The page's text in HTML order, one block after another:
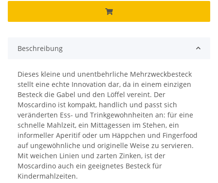
Beschreibung
Dieses kleine und unentbehrliche Mehrzweckbesteck
stellt eine echte Innovation dar, da in einem einzigen
Besteck die Gabel und den Löffel vereint. Der
Moscardino ist kompakt, handlich und passt sich
veränderten Ess- und Trinkgewohnheiten an: für eine
schnelle Mahlzeit, ein Mittagessen im Stehen, ein
informeller Aperitif oder um Häppchen und Fingerfood
auf ungewöhnliche und originelle Weise zu servieren.
Mit weichen Linien und zarten Zinken, ist der
Moscardino auch ein geeignetes Besteck für
Kindermahlzeiten.